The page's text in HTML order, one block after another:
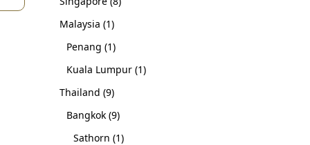
Malaysia (1)
Penang (1)
Kuala Lumpur (1)
Thailand (9)
Bangkok (9)
Sathorn (1)